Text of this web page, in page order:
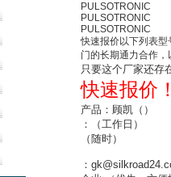
PULSOTRONIC
PULSOTRONIC
PULSOTRONIC
快速报价以下列表
门的长期通力合作
只要这个厂家还存
快速报价
产品：顾凯（）
：
（工作日）
（随时）
：